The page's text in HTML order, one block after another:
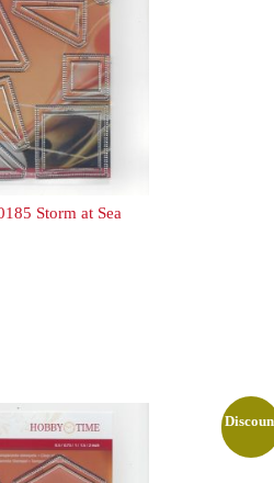
Storm at Sea